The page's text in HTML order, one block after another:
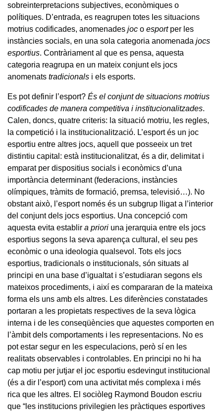
sobreinterpretacions subjectives, econòmiques o
polítiques. D’entrada, es reagrupen totes les situacions
motrius codificades, anomenades joc o esportper les
instàncies socials, en una sola categoria anomenada jocs
esportius. Contràriament al que es pensa, aquesta
categoria reagrupa en un mateix conjunt els jocs
anomenats tradicionals i els esports.
Es pot definir l’esport? És el conjunt de situacions motrius
codificades de manera competitiva i institucionalitzades.
Calen, doncs, quatre criteris: la situació motriu, les regles,
la competició i la institucionalització. L’esport és un joc
esportiu entre altres jocs, aquell que posseeix un tret
distintiu capital: està institucionalitzat, és a dir, delimitat i
emparat per dispositius socials i econòmics d’una
importància determinant (federacions, instàncies
olímpiques, tràmits de formació, premsa, televisió…). No
obstant això, l’esport només és un subgrup lligat a l’interior
del conjunt dels jocs esportius. Una concepció com
aquesta evita establir a priori una jerarquia entre els jocs
esportius segons la seva aparença cultural, el seu pes
econòmic o una ideologia qualsevol. Tots els jocs
esportius, tradicionals o institucionals, són situats al
principi en una base d’igualtat i s’estudiaran segons els
mateixos procediments, i així es compararan de la mateixa
forma els uns amb els altres. Les diferències constatades
portaran a les propietats respectives de la seva lògica
interna i de les conseqüències que aquestes comporten en
l’àmbit dels comportaments i les representacions. No es
pot estar segur en les especulacions, però sí en les
realitats observables i controlables. En principi no hi ha
cap motiu per jutjar el joc esportiu esdevingut institucional
(és a dir l’esport) com una activitat més complexa i més
rica que les altres. El sociòleg Raymond Boudon escriu
que “les institucions privilegien les pràctiques esportives